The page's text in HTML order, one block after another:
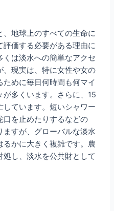
、地球上のすべての生命に
評価する必要がある理由に
は淡水への簡単なアクセ
、現実は、特に女性や女の
めに毎日何時間も何マイ
多くいます。さらに、15
ています。短いシャワー
口を止めたりするなどの
すが、グローバルな淡水
かに大きく複雑です。農
し、淡水を公共財として